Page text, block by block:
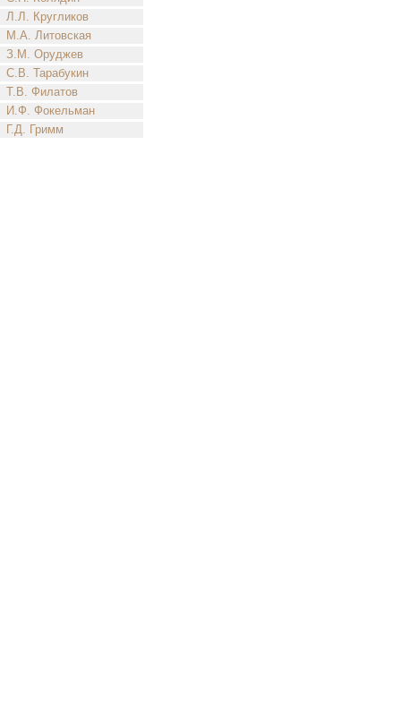
Л.Л. Кругликов
М.А. Литовская
З.М. Оруджев
С.В. Тарабукин
Т.В. Филатов
И.Ф. Фокельман
Г.Д. Гримм